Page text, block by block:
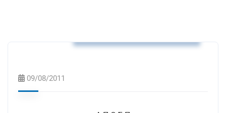
09/08/2011